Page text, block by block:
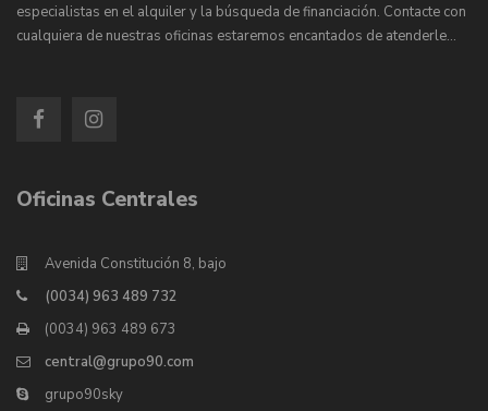
especialistas en el alquiler y la búsqueda de financiación. Contacte con
cualquiera de nuestras oficinas estaremos encantados de atenderle…
Oficinas Centrales
Avenida Constitución 8, bajo
(0034) 963 489 732
(0034) 963 489 673
central@grupo90.com
grupo90sky